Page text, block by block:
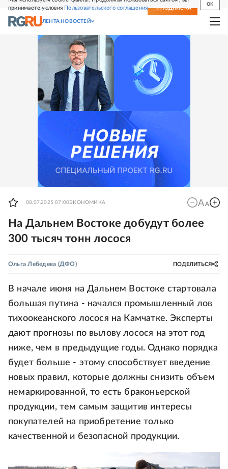
принимаете условия Пользовательского соглашения
OK
СВЕЖИЙ НОМЕР ПОДПИСКА
ЛЕНТА НОВОСТЕЙ
08.07.2025 07:00ЭКОНОМИКА
На Дальнем Востоке добудут более
300 тысяч тонн лосося
Ольга Лебедева (ДФО) ПОДЕЛИТЬСЯ
В начале июня на Дальнем Востоке стартовала
большая путина - начался промышленный лов
тихоокеанского лосося на Камчатке. Эксперты
дают прогнозы по вылову лосося на этот год
ниже, чем в предыдущие годы. Однако порядка
будет больше - этому способствует введение
новых правил, которые должны снизить объем
немаркированной, то есть браконьерской
продукции, тем самым защитив интересы
покупателей на приобретение только
качественной и безопасной продукции.